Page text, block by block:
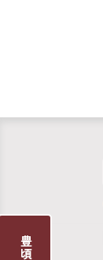
へ